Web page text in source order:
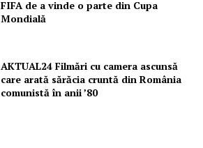
FIFA de a vinde o parte din Cupa
Mondială
AKTUAL24 Filmări cu camera ascunsă
care arată sărăcia cruntă din România
comunistă în anii ’80